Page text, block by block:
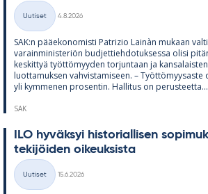
Kategoriat
Uutiset
4.8.2026
SAK:n pää­e­ko­no­misti Pat­rizio Lainàn mu­kaan
va­rain­mi­nis­te­riön bud­jet­tieh­do­tuk­sessa olisi
kes­kit­tyä työt­tö­myy­den tor­jun­taan ja kan­sa­lais­ten
luot­ta­muk­sen vah­vis­ta­mi­seen. – Työt­tö­myy­saste
yli kym­me­nen pro­sen­tin. Hal­li­tus on pe­rus­teetta...
SAK
ILO hy­väk­syi his­to­rial­li­sen
te­ki­jöi­den oi­keuk­sista
Kategoriat
Uutiset
15.6.2026